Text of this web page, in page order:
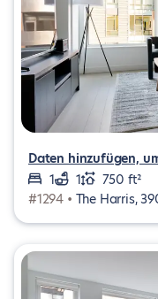
Daten hinzufügen,
1
1
750 ft²
#1294 • The Harris,